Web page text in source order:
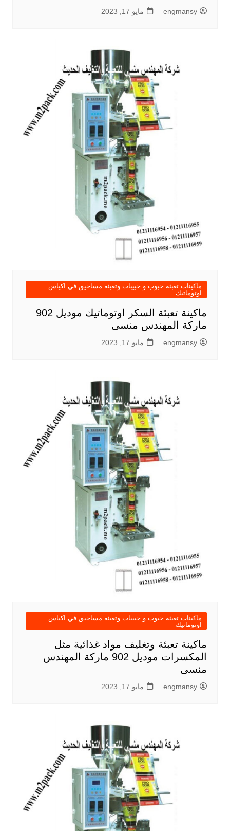
engmansy مايو 17, 2023
ماكينات تعبئة حبوب و حبيبات وتعبئة مساحيق في اكياس
اوتوماتيك
ماكينة تعبئة السكر اوتوماتيك موديل 902
ماركة المهندس منسى
engmansy مايو 17, 2023
ماكينات تعبئة حبوب و حبيبات وتعبئة مساحيق في اكياس
اوتوماتيك
ماكينة تعبئة وتغليف مواد غذائية مثل
المكسرات موديل 902 ماركة المهندس
منسى
engmansy مايو 17, 2023